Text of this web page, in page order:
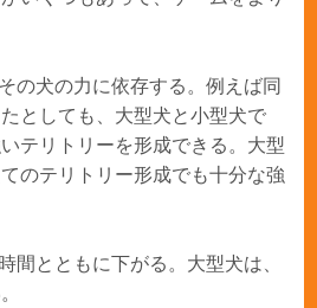
の犬の力に依存する。例えば同
としても、大型犬と小型犬で
テリトリーを形成できる。大型
のテリトリー形成でも十分な強
間とともに下がる。大型犬は、